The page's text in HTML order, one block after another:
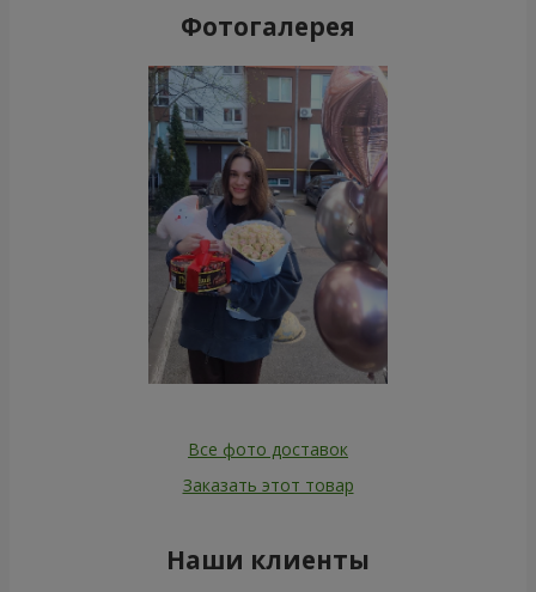
Фотогалерея
Все фото доставок
Заказать этот товар
Наши клиенты